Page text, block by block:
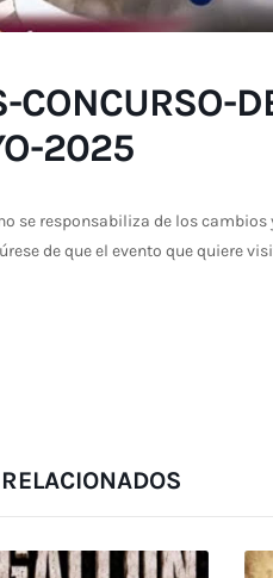
CONCURSO-
2025
se responsabiliza de los
de que el evento que quiere